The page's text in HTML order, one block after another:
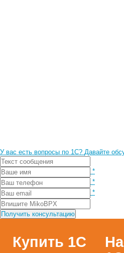
У вас есть вопросы по 1С? Давайте
*
*
*
Купить 1С